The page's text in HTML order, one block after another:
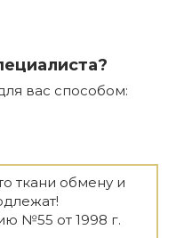
вас способом:
ткани обмену и
№55 от 1998 г.